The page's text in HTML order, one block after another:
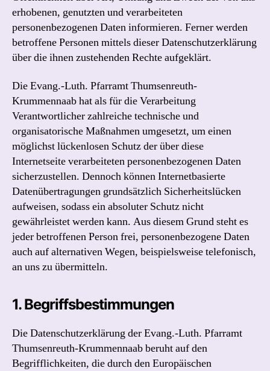
erhobenen, genutzten und verarbeiteten
personenbezogenen Daten informieren. Ferner werden
betroffene Personen mittels dieser Datenschutzerklärung
über die ihnen zustehenden Rechte aufgeklärt.
Die Evang.-Luth. Pfarramt Thumsenreuth-
Krummennaab hat als für die Verarbeitung
Verantwortlicher zahlreiche technische und
organisatorische Maßnahmen umgesetzt, um einen
möglichst lückenlosen Schutz der über diese
Internetseite verarbeiteten personenbezogenen Daten
sicherzustellen. Dennoch können Internetbasierte
Datenübertragungen grundsätzlich Sicherheitslücken
aufweisen, sodass ein absoluter Schutz nicht
gewährleistet werden kann. Aus diesem Grund steht es
jeder betroffenen Person frei, personenbezogene Daten
auch auf alternativen Wegen, beispielsweise telefonisch,
an uns zu übermitteln.
1. Begriffsbestimmungen
Die Datenschutzerklärung der Evang.-Luth. Pfarramt
Thumsenreuth-Krummennaab beruht auf den
Begrifflichkeiten, die durch den Europäischen